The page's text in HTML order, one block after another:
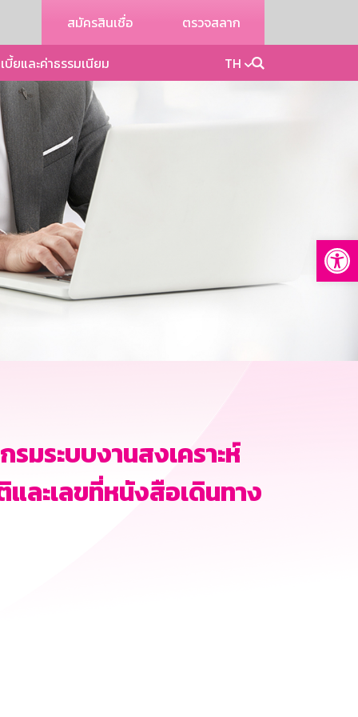
สมัครสินเชื่อ ตรวจสลาก
บี้ยและค่าธรรมเนียม TH
มระบบงานสงเคราะห์
ละเลขที่หนังสือเดินทาง